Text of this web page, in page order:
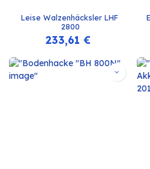
Leise Walzenhäcksler LHF
2800
233,61 €